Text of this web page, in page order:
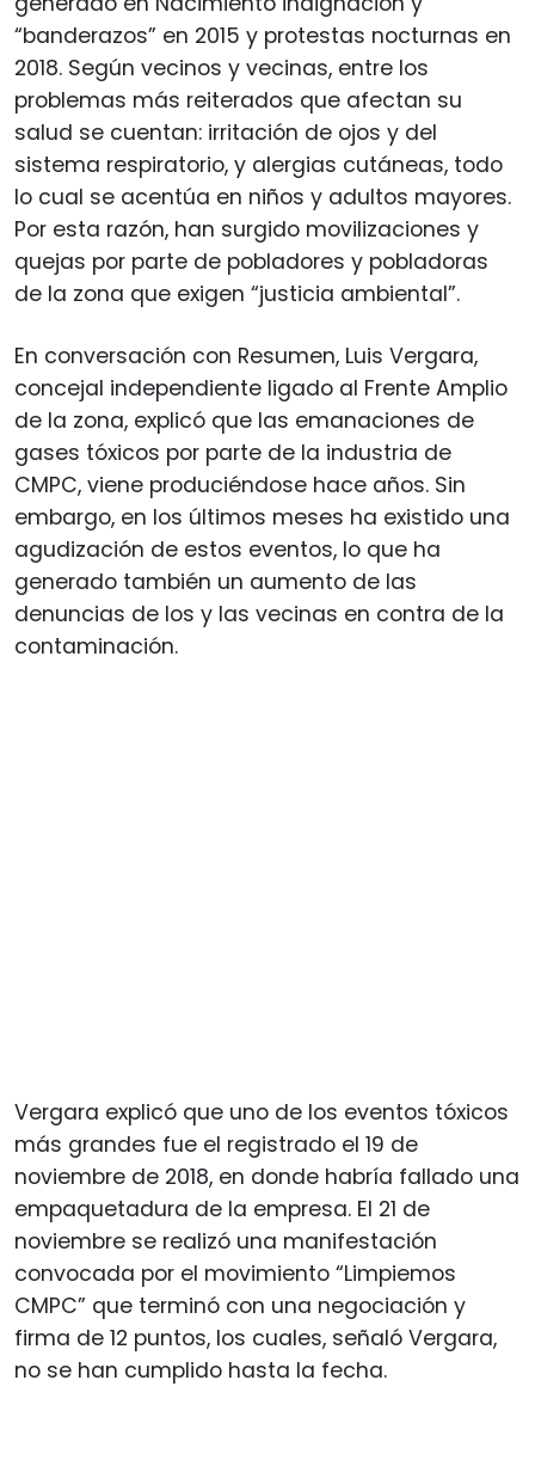
“banderazos” en 2015 y protestas nocturnas en
2018. Según vecinos y vecinas, entre los
problemas más reiterados que afectan su
salud se cuentan: irritación de ojos y del
sistema respiratorio, y alergias cutáneas, todo
lo cual se acentúa en niños y adultos mayores.
Por esta razón, han surgido movilizaciones y
quejas por parte de pobladores y pobladoras
de la zona que exigen “justicia ambiental”.
En conversación con Resumen, Luis Vergara,
concejal independiente ligado al Frente Amplio
de la zona, explicó que las emanaciones de
gases tóxicos por parte de la industria de
CMPC, viene produciéndose hace años. Sin
embargo, en los últimos meses ha existido una
agudización de estos eventos, lo que ha
generado también un aumento de las
denuncias de los y las vecinas en contra de la
contaminación.
Vergara explicó que uno de los eventos tóxicos
más grandes fue el registrado el 19 de
noviembre de 2018, en donde habría fallado una
empaquetadura de la empresa. El 21 de
noviembre se realizó una manifestación
convocada por el movimiento “Limpiemos
CMPC” que terminó con una negociación y
firma de 12 puntos, los cuales, señaló Vergara,
no se han cumplido hasta la fecha.